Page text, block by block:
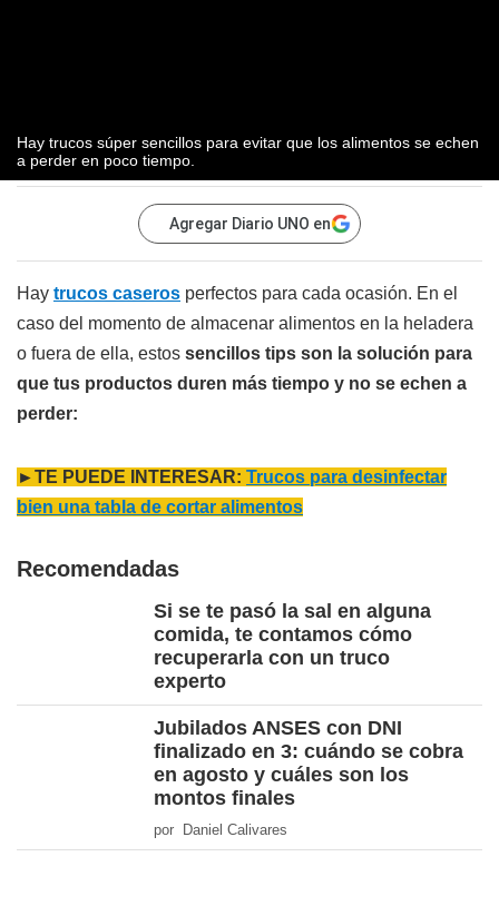
Hay trucos súper sencillos para evitar que los alimentos se echen
a perder en poco tiempo.
Agregar Diario UNO en
Hay trucos caseros perfectos para cada ocasión. En el
caso del momento de almacenar alimentos en la heladera
o fuera de ella, estos sencillos tips son la solución para
que tus productos duren más tiempo y no se echen a
perder:
►TE PUEDE INTERESAR: Trucos para desinfectar
bien una tabla de cortar alimentos
Recomendadas
Si se te pasó la sal en alguna
comida, te contamos cómo
recuperarla con un truco
experto
Jubilados ANSES con DNI
finalizado en 3: cuándo se cobra
en agosto y cuáles son los
montos finales
por Daniel Calivares